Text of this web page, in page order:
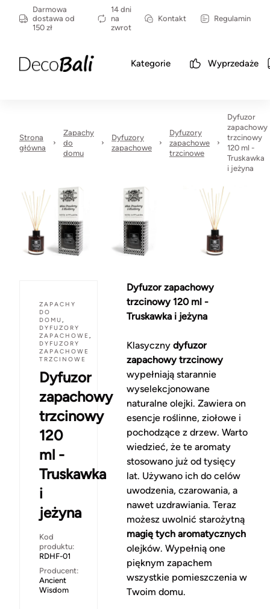
Darmowa
dostawa od
150 zł
14 dni
na
zwrot
Kontakt Regulamin
Kategorie Wyprzedaże
Strona
główna
Zapachy
do
domu
Dyfuzory
zapachowe
Dyfuzory
zapachowe
trzcinowe
Dyfuzor
zapachowy
trzcinowy
120 ml -
Truskawka
i jeżyna
ZAPACHY
DO
DOMU,
DYFUZORY
ZAPACHOWE ,
DYFUZORY
ZAPACHOWE
TRZCINOWE
Dyfuzor
zapachowy
trzcinowy
120
ml -
Truskawka
i
jeżyna
Kod
produktu:
RDHF-01
Producent:
Ancient
Wisdom
Dyfuzor zapachowy
trzcinowy 120 ml -
Truskawka i jeżyna
Klasyczny dyfuzor
zapachowy trzcinowy
wypełniają starannie
wyselekcjonowane
naturalne olejki. Zawiera on
esencje roślinne, ziołowe i
pochodzące z drzew. Warto
wiedzieć, że te aromaty
stosowano już od tysięcy
lat. Używano ich do celów
uwodzenia, czarowania, a
nawet uzdrawiania. Teraz
możesz uwolnić starożytną
magię tych aromatycznych
olejków. Wypełnią one
pięknym zapachem
wszystkie pomieszczenia w
Twoim domu.